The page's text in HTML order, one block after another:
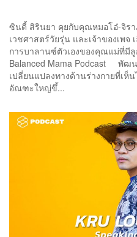
ซินดี้ สิรินยา คุยกับคุณหมอโอ๋-จิร
เวชศาสตร์วัยรุ่น และเจ้าของเพจ
การบาลานซ์ตัวเองของคุณแม่ที่มี
Balanced Mama Podcast พัฒนา
เปลี่ยนแปลงทางด้านร่างกายที่เห็
อัณฑะใหญ่ขึ้...